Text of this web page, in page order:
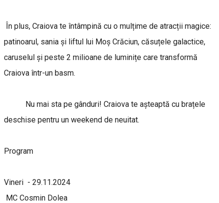
În plus, Craiova te întâmpină cu o mulțime de atracții magice:
patinoarul, sania și liftul lui Moș Crăciun, căsuțele galactice,
caruselul și peste 2 milioane de luminițe care transformă
Craiova într-un basm.
Nu mai sta pe gânduri! Craiova te așteaptă cu brațele
deschise pentru un weekend de neuitat.
Program
Vineri - 29.11.2024
MC Cosmin Dolea